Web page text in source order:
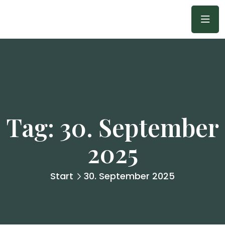
Tag: 30. September
2025
Start 30. September 2025